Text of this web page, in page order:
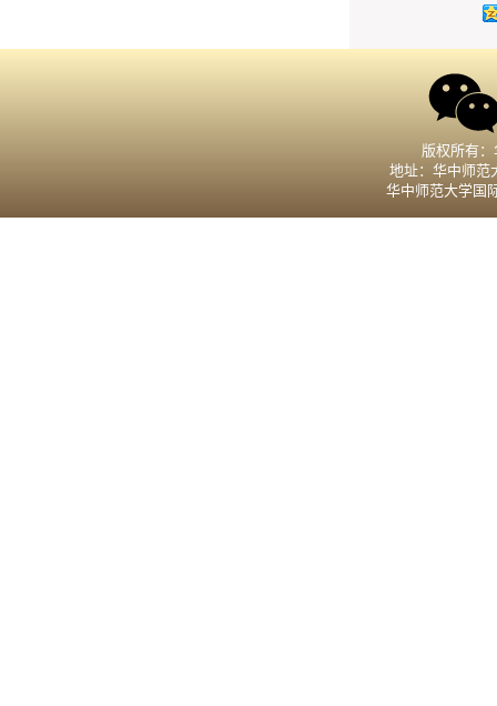
版权所有
地址：华中师范
华中师范大学国